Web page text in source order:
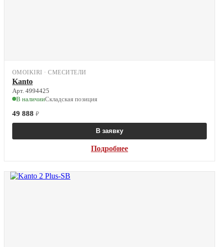
OMOIKIRI · СМЕСИТЕЛИ
Kanto
Арт. 4994425
В наличииСкладская позиция
49 888 ₽
В заявку
Подробнее